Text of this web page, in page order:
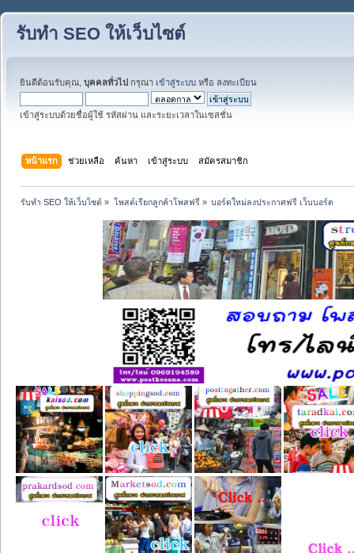
รับทำ SEO ให้เว็บไซต์
ยินดีต้อนรับคุณ, บุคคลทั่วไป กรุณา เข้าสู่ระบบ หรือ ลงทะเบียน
เข้าสู่ระบบด้วยชื่อผู้ใช้ รหัสผ่าน และระยะเวลาในเซสชั่น
หน้าแรก ช่วยเหลือ ค้นหา เข้าสู่ระบบ สมัครสมาชิก
รับทำ SEO ให้เว็บไซต์ » โพสต์เรียกลูกค้าโพสฟรี» บอร์ดใหม่ลงประกาศฟรี เว็บบอร์ด